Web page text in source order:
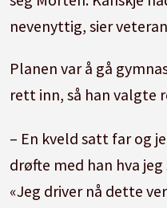
nevenyttig, sier
Planen var å gå
rett inn, så han valgte
– En kveld satt far og
drøfte med han hva
«Jeg driver nå dette